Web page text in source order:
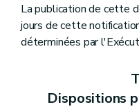
La publication de cette
jours de cette
déterminées par
Dispositions